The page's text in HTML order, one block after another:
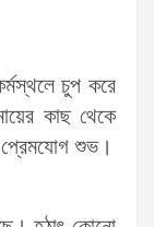
চুপ করে
কাছ থেকে
শুভ।